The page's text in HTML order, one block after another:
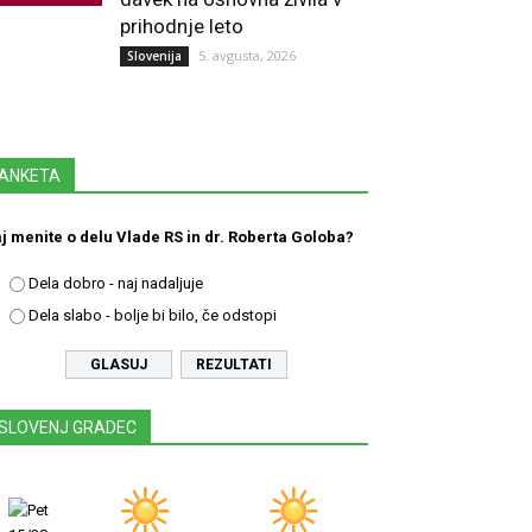
prihodnje leto
Slovenija 5. avgusta, 2026
menite o delu Vlade RS in dr. Roberta Goloba?
Dela dobro - naj nadaljuje
Dela slabo - bolje bi bilo, če odstopi
REZULTATI
GRADEC